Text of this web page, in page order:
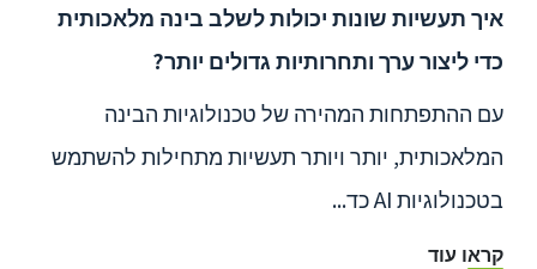
איך תעשיות שונות יכולות לשלב בינה מלאכותית
כדי ליצור ערך ותחרותיות גדולים יותר?
עם ההתפתחות המהירה של טכנולוגיות הבינה
המלאכותית, יותר ויותר תעשיות מתחילות להשתמש
בטכנולוגיות AI כד...
קראו עוד